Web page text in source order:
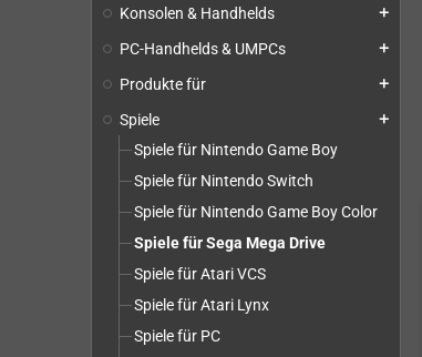
Konsolen & Handhelds add
PC-Handhelds & UMPCs add
Produkte für add
Spiele add
Spiele für Nintendo Game Boy
Spiele für Nintendo Switch
Spiele für Nintendo Game Boy Color
Spiele für Sega Mega Drive
Spiele für Atari VCS
Spiele für Atari Lynx
Spiele für PC